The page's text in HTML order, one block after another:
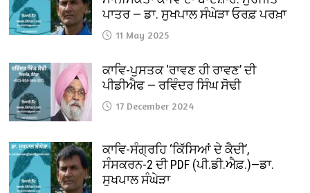
ਪਾਤਰ — ਡਾ. ਸੁਖਪਾਲ ਸੰਘੇੜਾ ਓਰਫ਼ ਪਰਖ਼ਾ
11 May 2025
ਕਾਵਿ-ਪੁਸਤਕ ‘ਰਾਵਣ ਹੀ ਰਾਵਣ’ ਦੀ
ਪੀਡੀਐਫ — ਰਵਿੰਦਰ ਸਿੰਘ ਸੋਢੀ
17 December 2024
ਕਾਵਿ-ਸੰਗ੍ਰਹਿ ‘ਕਿੱਸਿਆਂ ਦੇ ਕੈਦੀ’,
ਸੰਸਕਰਨ-2 ਦੀ PDF (ਪੀ.ਡੀ.ਐਫ਼.)—ਡਾ.
ਸੁਖਪਾਲ ਸੰਘੇੜਾ